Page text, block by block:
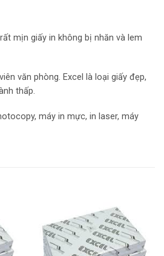
mịn giấy in không bị nhăn và lem
văn phòng. Excel là loại giấy đẹp,
thấp.
máy in mực, in laser, máy